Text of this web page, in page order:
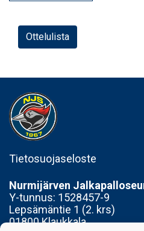
Ottelulista
Tietosuojaseloste
Nurmijärven
Y-tunnus: 1528457-9
Lepsämäntie 1 (2. krs)
01800 Klaukkala